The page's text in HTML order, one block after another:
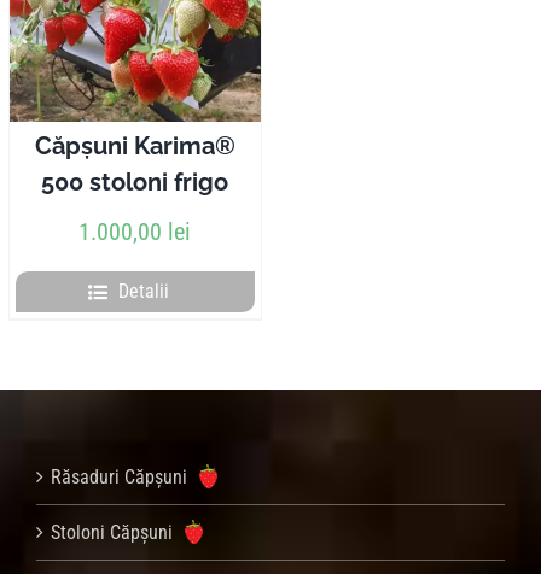
Căpșuni Karima®
500 stoloni frigo
1.000,00 lei
Detalii
Răsaduri Căpșuni
Stoloni Căpșuni